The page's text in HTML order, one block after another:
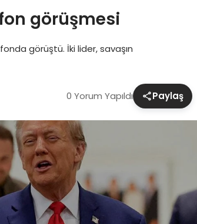
görüşmesi
görüştü. İki lider, savaşın
0 Yorum Yapıldı Paylaş